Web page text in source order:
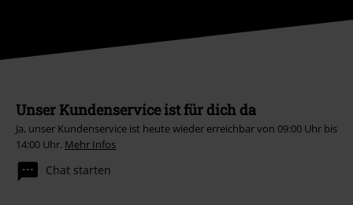
Unser Kundenservice ist für dich da
Ja, unser Kundenservice ist heute wieder erreichbar von 09:00 Uhr bis
14:00 Uhr. Mehr Infos
Chat starten